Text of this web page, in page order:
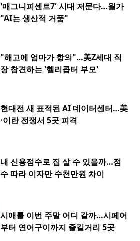
'매그니피센트7' 시대 저문다…월가
"AI는 생산적 거품"
"해고에 엄마가 항의"…美Z세대 직
장 참견하는 '헬리콥터 부모'
현대전 새 표적된 AI 데이터센터…美
·이란 전쟁서 5곳 피격
내 신용점수로 집 살 수 있을까…점
수 따라 이자만 수천만원 차이
시애틀 이번 주말 어디 갈까…시페어
부터 연어구이까지 즐길거리 5곳